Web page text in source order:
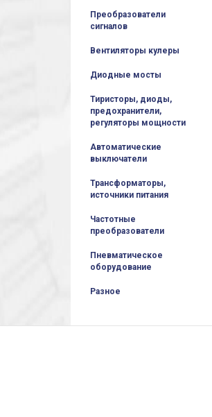
Преобразователи
сигналов
Вентиляторы кулеры
Диодные мосты
Тиристоры, диоды,
предохранители,
регуляторы мощности
Автоматические
выключатели
Трансформаторы,
источники питания
Частотные
преобразователи
Пневматическое
оборудование
Разное